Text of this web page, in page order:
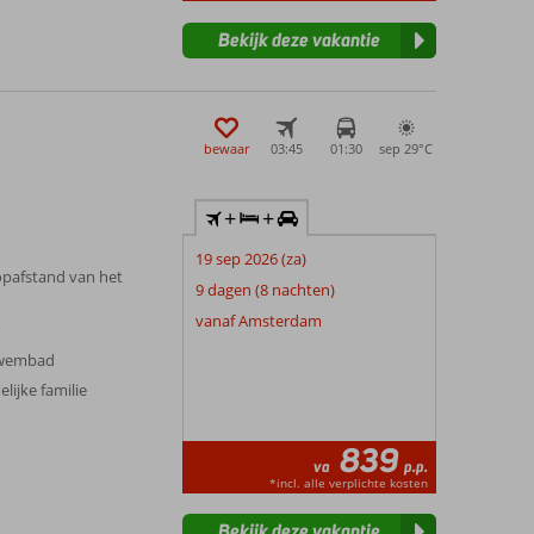
Bekijk deze vakantie
bewaar 03:45 01:30 sep 29°C
van het
familie
+ +
19 sep 2026 (za)
9 dagen (8 nachten)
vanaf Amsterdam
va 839 p.p.
*incl. alle verplichte kosten